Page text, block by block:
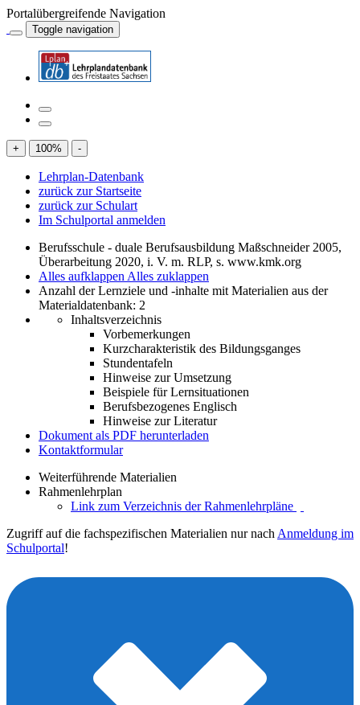
Portalübergreifende Navigation
Toggle navigation
+ 100% -
Lehrplan-Datenbank
zurück zur Startseite
zurück zur Schulart
Im Schulportal anmelden
Berufsschule - duale Berufsausbildung Maßschneider 2005,
Überarbeitung 2020, i. V. m. RLP, s. www.kmk.org
Alles aufklappen Alles zuklappen
Anzahl der Lernziele und -inhalte mit Materialien aus der
Materialdatenbank: 2
Inhaltsverzeichnis
Vorbemerkungen
Kurzcharakteristik des Bildungsganges
Stundentafeln
Hinweise zur Umsetzung
Beispiele für Lernsituationen
Berufsbezogenes Englisch
Hinweise zur Literatur
Dokument als PDF herunterladen
Kontaktformular
Weiterführende Materialien
Rahmenlehrplan
Link zum Verzeichnis der Rahmenlehrpläne
Zugriff auf die fachspezifischen Materialien nur nach Anmeldung im
Schulportal!